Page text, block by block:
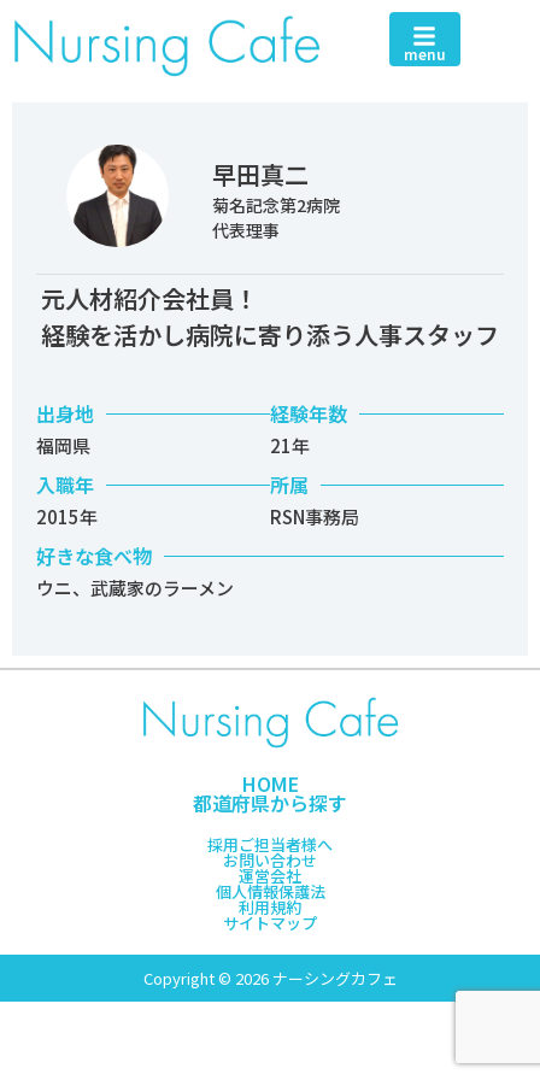
menu
早田真二
菊名記念第2病院
代表理事
元人材紹介会社員！
経験を活かし病院に寄り添う人事スタッフ
出身地
福岡県
経験年数
21年
入職年
2015年
所属
RSN事務局
好きな食べ物
ウニ、武蔵家のラーメン
HOME
都道府県から探す
採用ご担当者様へ
お問い合わせ
運営会社
個人情報保護法
利用規約
サイトマップ
Copyright © 2026 ナーシングカフェ